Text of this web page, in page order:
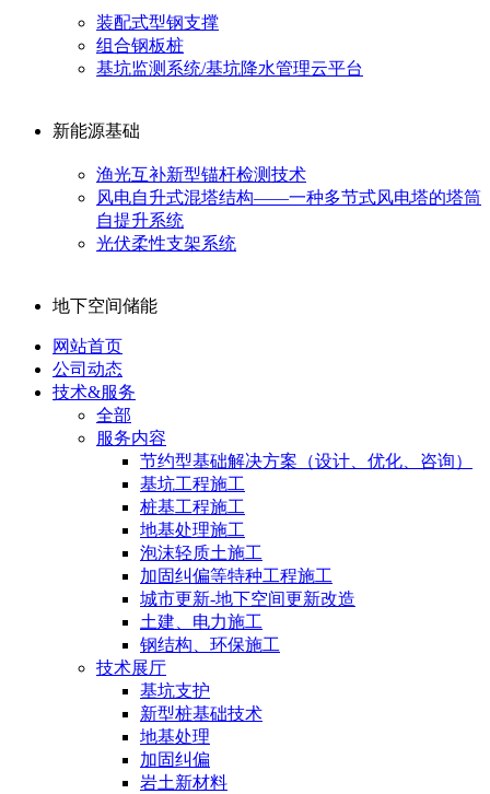
装配式型钢支撑
组合钢板桩
基坑监测系统/基坑降水管理云平台
新能源基础
渔光互补新型锚杆检测技术
风电自升式混塔结构——一种多节式风电塔的塔筒
自提升系统
光伏柔性支架系统
地下空间储能
网站首页
公司动态
技术&服务
全部
服务内容
节约型基础解决方案（设计、优化、咨询）
基坑工程施工
桩基工程施工
地基处理施工
泡沫轻质土施工
加固纠偏等特种工程施工
城市更新-地下空间更新改造
土建、电力施工
钢结构、环保施工
技术展厅
基坑支护
新型桩基础技术
地基处理
加固纠偏
岩土新材料